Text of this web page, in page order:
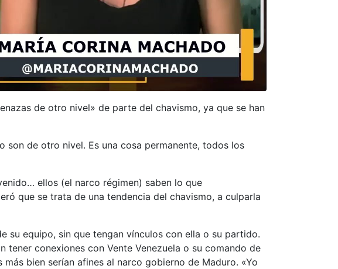
de otro nivel» de parte del chavismo, ya que se han
son de otro nivel. Es una cosa permanente, todos los
ellos (el narco régimen) saben lo que
que se trata de una tendencia del chavismo, a culparla
su equipo, sin que tengan vínculos con ella o su partido.
conexiones con Vente Venezuela o su comando de
bien serían afines al narco gobierno de Maduro. «Yo